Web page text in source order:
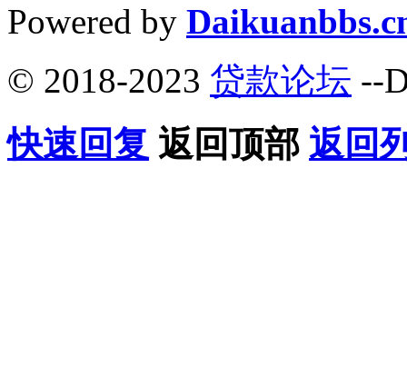
Powered by
© 2018-2023 贷款论坛 --
快速回复 返回顶部 返回